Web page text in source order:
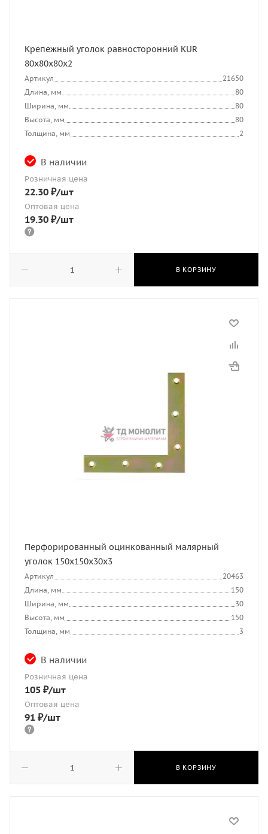
Крепежный уголок равносторонний KUR
80х80х80х2
Артикул
21650
Длина, мм
80
Ширина, мм
80
Высота, мм
80
Толщина, мм
2
В наличии
Розничная цена
22.30 ₽/шт
Оптовая цена
19.30 ₽/шт
В КОРЗИНУ
Перфорированный оцинкованный малярный
уголок 150х150х30х3
Артикул
20463
Длина, мм
150
Ширина, мм
30
Высота, мм
150
Толщина, мм
3
В наличии
Розничная цена
105 ₽/шт
Оптовая цена
91 ₽/шт
В КОРЗИНУ